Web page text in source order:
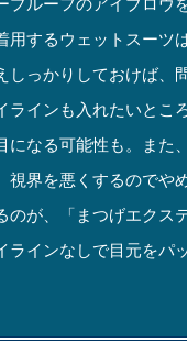
プルーフのアイブロウ
用するウェットスーツ
しっかりしておけば、
ラインも入れたいとこ
になる可能性も。また
視界を悪くするのでや
のが、「まつげエクス
ラインなしで目元をパ